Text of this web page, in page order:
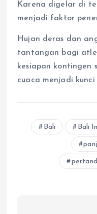
Karena digelar di
menjadi faktor
Hujan deras dan
tantangan bagi
kesiapan
cuaca menjadi kunci
Bali Bali